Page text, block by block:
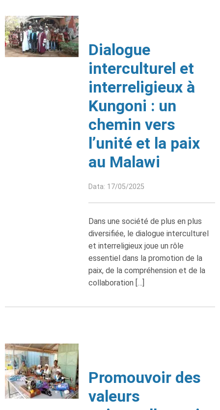
Dialogue
interculturel et
interreligieux à
Kungoni : un
chemin vers
l’unité et la paix
au Malawi
Data: 17/05/2025
Dans une société de plus en plus
diversifiée, le dialogue interculturel
et interreligieux joue un rôle
essentiel dans la promotion de la
paix, de la compréhension et de la
collaboration […]
Promouvoir des
valeurs